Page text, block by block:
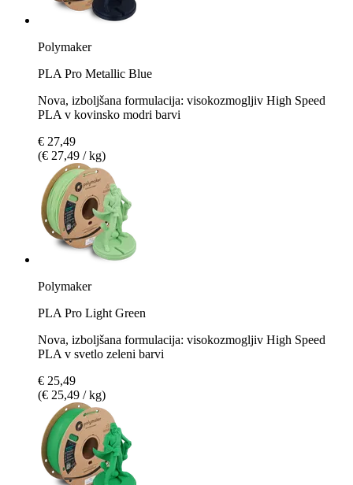
Polymaker
PLA Pro Metallic Blue
Nova, izboljšana formulacija: visokozmogljiv High Speed
PLA v kovinsko modri barvi
€ 27,49
(€ 27,49 / kg)
Polymaker
PLA Pro Light Green
Nova, izboljšana formulacija: visokozmogljiv High Speed
PLA v svetlo zeleni barvi
€ 25,49
(€ 25,49 / kg)